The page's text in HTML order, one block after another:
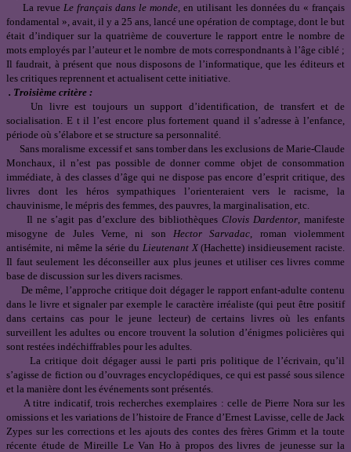
La revue Le français dans le monde, en utilisant les données du « français
fondamental », avait, il y a 25 ans, lancé une opération de comptage, dont le but
était d’indiquer sur la quatrième de couverture le rapport entre le nombre de
mots employés par l’auteur et le nombre de mots correspondnants à l’âge ciblé ;
Il faudrait, à présent que nous disposons de l’informatique, que les éditeurs et
les critiques reprennent et actualisent cette initiative.
. Troisième critère :
Un livre est toujours un support d’identification, de transfert et de
socialisation. E t il l’est encore plus fortement quand il s’adresse à l’enfance,
période où s’élabore et se structure sa personnalité.
Sans moralisme excessif et sans tomber dans les exclusions de Marie-Claude
Monchaux, il n’est pas possible de donner comme objet de consommation
immédiate, à des classes d’âge qui ne dispose pas encore d’esprit critique, des
livres dont les héros sympathiques l’orienteraient vers le racisme, la
chauvinisme, le mépris des femmes, des pauvres, la marginalisation, etc.
Il ne s’agit pas d’exclure des bibliothèques Clovis Dardentor, manifeste
misogyne de Jules Verne, ni son Hector Sarvadac , roman violemment
antisémite, ni même la série du Lieutenant X(Hachette) insidieusement raciste.
Il faut seulement les déconseiller aux plus jeunes et utiliser ces livres comme
base de discussion sur les divers racismes.
De même, l’approche critique doit dégager le rapport enfant-adulte contenu
dans le livre et signaler par exemple le caractère irréaliste (qui peut être positif
dans certains cas pour le jeune lecteur) de certains livres où les enfants
surveillent les adultes ou encore trouvent la solution d’énigmes policières qui
sont restées indéchiffrables pour les adultes.
La critique doit dégager aussi le parti pris politique de l’écrivain, qu’il
s’agisse de fiction ou d’ouvrages encyclopédiques, ce qui est passé sous silence
et la manière dont les événements sont présentés.
A titre indicatif, trois recherches exemplaires : celle de Pierre Nora sur les
omissions et les variations de l’histoire de France d’Ernest Lavisse, celle de Jack
Zypes sur les corrections et les ajouts des contes des frères Grimm et la toute
récente étude de Mireille Le Van Ho à propos des livres de jeunesse sur la